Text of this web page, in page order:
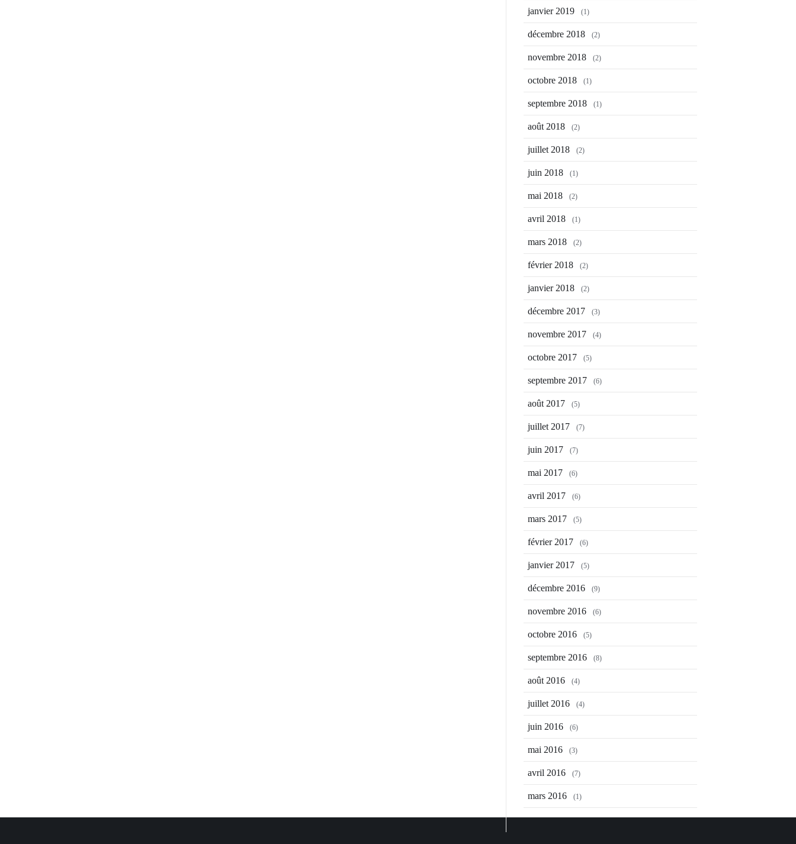
janvier 2019 (1)
décembre 2018 (2)
novembre 2018 (2)
octobre 2018 (1)
septembre 2018 (1)
août 2018 (2)
juillet 2018 (2)
juin 2018 (1)
mai 2018 (2)
avril 2018 (1)
mars 2018 (2)
février 2018 (2)
janvier 2018 (2)
décembre 2017 (3)
novembre 2017 (4)
octobre 2017 (5)
septembre 2017 (6)
août 2017 (5)
juillet 2017 (7)
juin 2017 (7)
mai 2017 (6)
avril 2017 (6)
mars 2017 (5)
février 2017 (6)
janvier 2017 (5)
décembre 2016 (9)
novembre 2016 (6)
octobre 2016 (5)
septembre 2016 (8)
août 2016 (4)
juillet 2016 (4)
juin 2016 (6)
mai 2016 (3)
avril 2016 (7)
mars 2016 (1)